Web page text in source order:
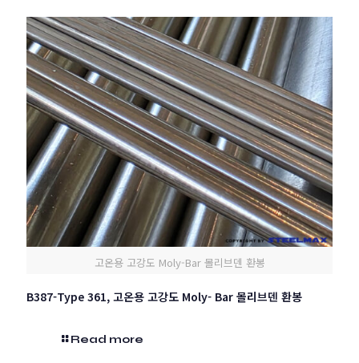
고온용 고강도 Moly-Bar 몰리브덴 환봉
B387-Type 361, 고온용 고강도 Moly- Bar 몰리브덴 환봉
Read more